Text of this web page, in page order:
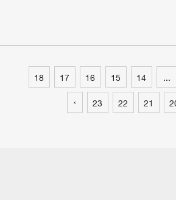
...
14
15
16
17
18
21
22
23
›